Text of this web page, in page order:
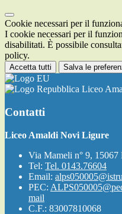
Cookie necessari per il
I cookie necessari per il
disabilitati. È possibile
policy.
Accetta tutti Salva le
Liceo
Contatti
Liceo Amaldi Novi Ligure
Via Mameli n° 9,
Tel: Tel. 0143.76604
Email:
PEC:
mail
C.F.: 83007810068